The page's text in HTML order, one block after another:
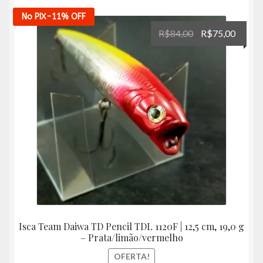
No PIX-11% OFF
Isca Team Daiwa TD Pencil TDL 1120F | 12,5 cm, 19,0 g
– Prata/limão/vermelho
OFERTA!
R$84,00
OR$75,00O
preço